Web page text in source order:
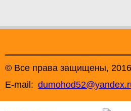
© Все права
E-mail: